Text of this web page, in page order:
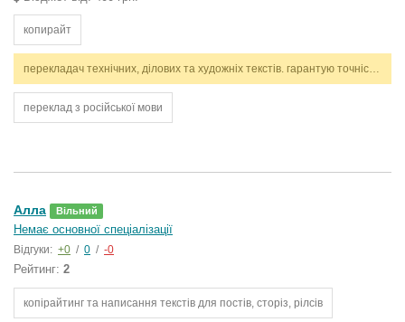
копирайт
перекладач технічних, ділових та художніх текстів. гарантую точність, стилістичну відповідність і дотримання термінів. працюю з англійською та українською мовами.
переклад з російської мови
Алла Вільний
Немає основної спеціалізації
Відгуки: +0 / 0 / -0
Рейтинг: 2
копірайтинг та написання текстів для постів, сторіз, рілсів